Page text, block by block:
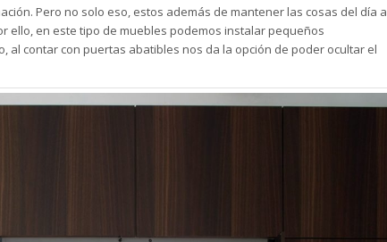
Pero no solo eso, estos además de mantener las cosas del día a
ello, en este tipo de muebles podemos instalar pequeños
al contar con puertas abatibles nos da la opción de poder ocultar el